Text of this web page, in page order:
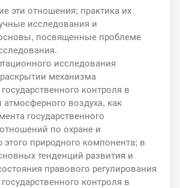
эти отношения; практика их
исследования и
посвященные проблеме
исследования
механизма
контроля в
атмосферного воздуха, как
государственного
по охране и
природного компонента; в
тенденций развития и
правового регулирования
контроля в